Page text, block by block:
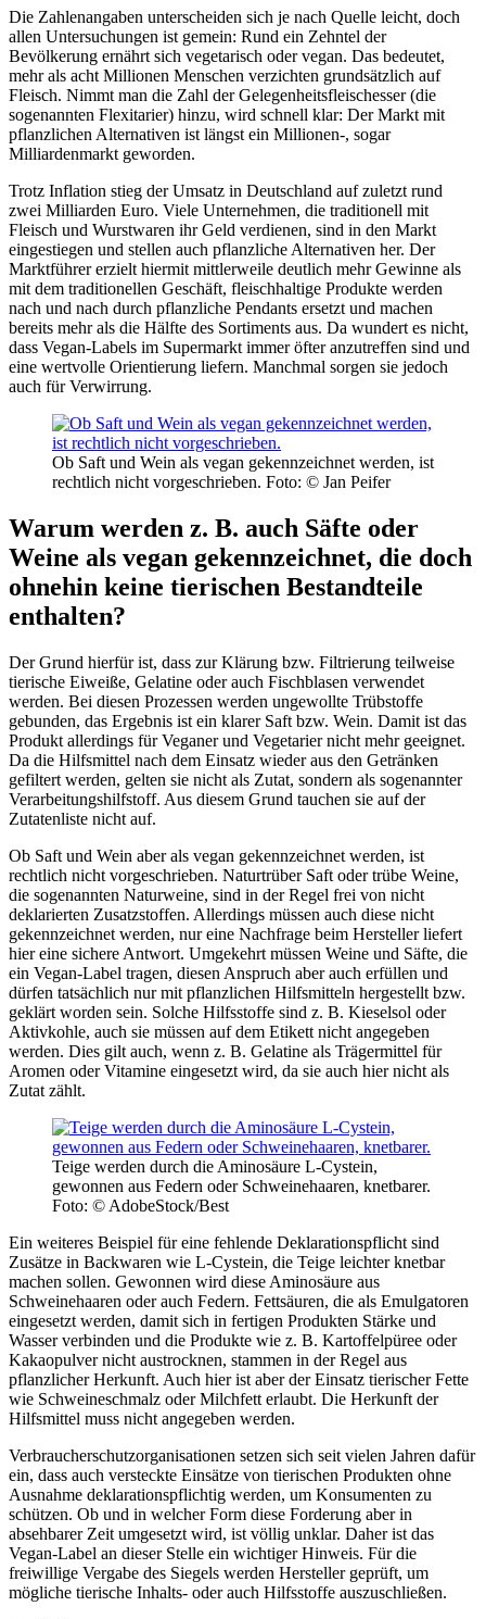
Die Zahlenangaben unterscheiden sich je nach Quelle leicht, doch
allen Untersuchungen ist gemein: Rund ein Zehntel der
Bevölkerung ernährt sich vegetarisch oder vegan. Das bedeutet,
mehr als acht Millionen Menschen verzichten grundsätzlich auf
Fleisch. Nimmt man die Zahl der Gelegenheitsfleischesser (die
sogenannten Flexitarier) hinzu, wird schnell klar: Der Markt mit
pflanzlichen Alternativen ist längst ein Millionen-, sogar
Milliardenmarkt geworden.
Trotz Inflation stieg der Umsatz in Deutschland auf zuletzt rund
zwei Milliarden Euro. Viele Unternehmen, die traditionell mit
Fleisch und Wurstwaren ihr Geld verdienen, sind in den Markt
eingestiegen und stellen auch pflanzliche Alternativen her. Der
Marktführer erzielt hiermit mittlerweile deutlich mehr Gewinne als
mit dem traditionellen Geschäft, fleischhaltige Produkte werden
nach und nach durch pflanzliche Pendants ersetzt und machen
bereits mehr als die Hälfte des Sortiments aus. Da wundert es nicht,
dass Vegan-Labels im Supermarkt immer öfter anzutreffen sind und
eine wertvolle Orientierung liefern. Manchmal sorgen sie jedoch
auch für Verwirrung.
Ob Saft und Wein als vegan gekennzeichnet werden, ist
rechtlich nicht vorgeschrieben. Foto: © Jan Peifer
Warum werden z. B. auch Säfte oder
Weine als vegan gekennzeichnet, die doch
ohnehin keine tierischen Bestandteile
enthalten?
Der Grund hierfür ist, dass zur Klärung bzw. Filtrierung teilweise
tierische Eiweiße, Gelatine oder auch Fischblasen verwendet
werden. Bei diesen Prozessen werden ungewollte Trübstoffe
gebunden, das Ergebnis ist ein klarer Saft bzw. Wein. Damit ist das
Produkt allerdings für Veganer und Vegetarier nicht mehr geeignet.
Da die Hilfsmittel nach dem Einsatz wieder aus den Getränken
gefiltert werden, gelten sie nicht als Zutat, sondern als sogenannter
Verarbeitungshilfstoff. Aus diesem Grund tauchen sie auf der
Zutatenliste nicht auf.
Ob Saft und Wein aber als vegan gekennzeichnet werden, ist
rechtlich nicht vorgeschrieben. Naturtrüber Saft oder trübe Weine,
die sogenannten Naturweine, sind in der Regel frei von nicht
deklarierten Zusatzstoffen. Allerdings müssen auch diese nicht
gekennzeichnet werden, nur eine Nachfrage beim Hersteller liefert
hier eine sichere Antwort. Umgekehrt müssen Weine und Säfte, die
ein Vegan-Label tragen, diesen Anspruch aber auch erfüllen und
dürfen tatsächlich nur mit pflanzlichen Hilfsmitteln hergestellt bzw.
geklärt worden sein. Solche Hilfsstoffe sind z. B. Kieselsol oder
Aktivkohle, auch sie müssen auf dem Etikett nicht angegeben
werden. Dies gilt auch, wenn z. B. Gelatine als Trägermittel für
Aromen oder Vitamine eingesetzt wird, da sie auch hier nicht als
Zutat zählt.
Teige werden durch die Aminosäure L-Cystein,
gewonnen aus Federn oder Schweinehaaren, knetbarer.
Foto: © AdobeStock/Best
Ein weiteres Beispiel für eine fehlende Deklarationspflicht sind
Zusätze in Backwaren wie L-Cystein, die Teige leichter knetbar
machen sollen. Gewonnen wird diese Aminosäure aus
Schweinehaaren oder auch Federn. Fettsäuren, die als Emulgatoren
eingesetzt werden, damit sich in fertigen Produkten Stärke und
Wasser verbinden und die Produkte wie z. B. Kartoffelpüree oder
Kakaopulver nicht austrocknen, stammen in der Regel aus
pflanzlicher Herkunft. Auch hier ist aber der Einsatz tierischer Fette
wie Schweineschmalz oder Milchfett erlaubt. Die Herkunft der
Hilfsmittel muss nicht angegeben werden.
Verbraucherschutzorganisationen setzen sich seit vielen Jahren dafür
ein, dass auch versteckte Einsätze von tierischen Produkten ohne
Ausnahme deklarationspflichtig werden, um Konsumenten zu
schützen. Ob und in welcher Form diese Forderung aber in
absehbarer Zeit umgesetzt wird, ist völlig unklar. Daher ist das
Vegan-Label an dieser Stelle ein wichtiger Hinweis. Für die
freiwillige Vergabe des Siegels werden Hersteller geprüft, um
mögliche tierische Inhalts- oder auch Hilfsstoffe auszuschließen.